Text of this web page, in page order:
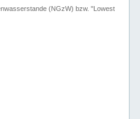
(NGzW) bzw. "Lowest